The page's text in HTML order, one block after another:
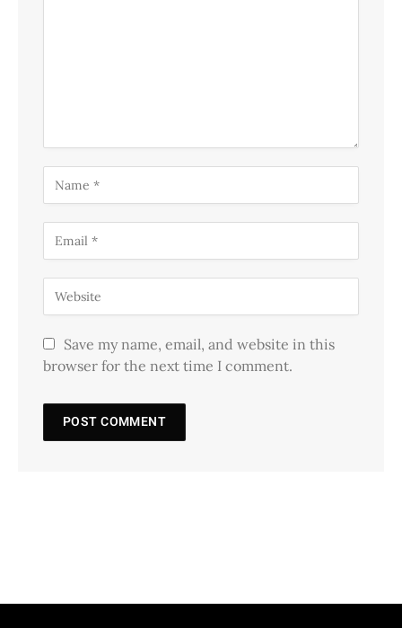
Save my name, email, and website in this
browser for the next time I comment.